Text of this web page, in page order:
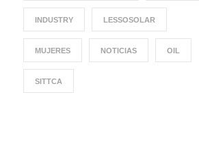
INDUSTRY LESSOSOLAR
MUJERES NOTICIAS OIL
SITTCA